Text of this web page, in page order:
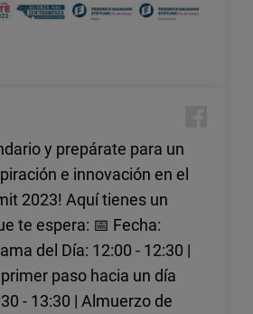
y prepárate para un
e innovación en el
2023! Aquí tienes un
te espera: 📅 Fecha:
del Día: 12:00 - 12:30 |
paso hacia un día
- 13:30 | Almuerzo de